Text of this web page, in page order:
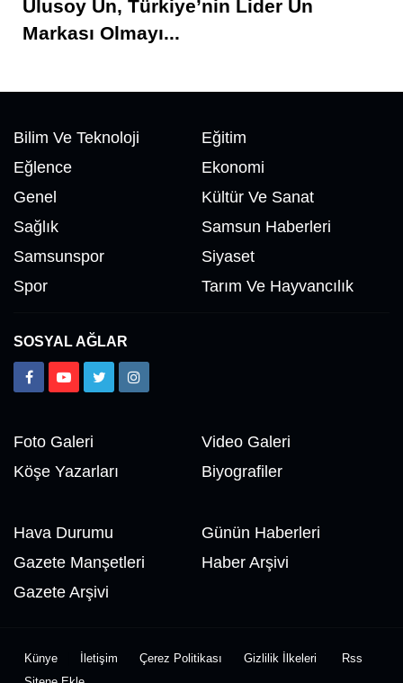
Ulusoy Un, Türkiye’nin Lider Un
Markası Olmayı...
Bilim Ve Teknoloji
Eğitim
Eğlence
Ekonomi
Genel
Kültür Ve Sanat
Sağlık
Samsun Haberleri
Samsunspor
Siyaset
Spor
Tarım Ve Hayvancılık
SOSYAL AĞLAR
Foto Galeri
Video Galeri
Köşe Yazarları
Biyografiler
Hava Durumu
Günün Haberleri
Gazete Manşetleri
Haber Arşivi
Gazete Arşivi
Künye İletişim Çerez Politikası Gizlilik İlkeleri
Rss